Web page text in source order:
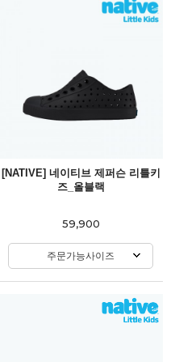
[NATIVE] 네이티브 제퍼슨 리틀키
즈_올블랙
59,900
주문가능사이즈